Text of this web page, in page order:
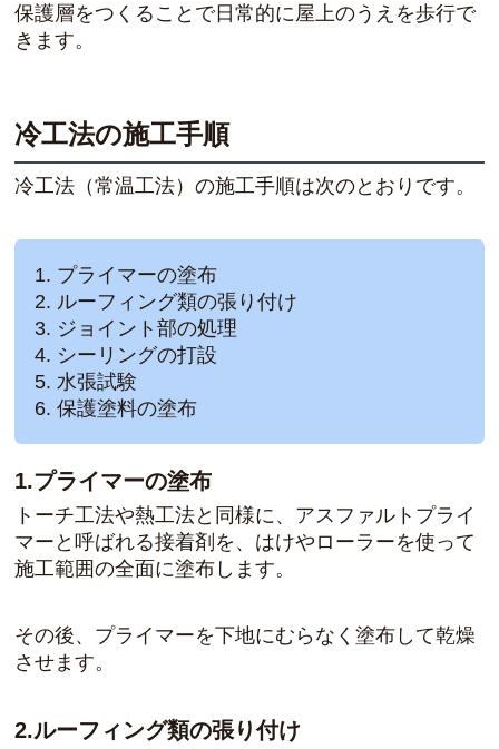
保護層をつくることで日常的に屋上のうえを歩行で
きます。
冷工法の施工手順
冷工法（常温工法）の施工手順は次のとおりです。
プライマーの塗布
ルーフィング類の張り付け
ジョイント部の処理
シーリングの打設
水張試験
保護塗料の塗布
1.プライマーの塗布
トーチ工法や熱工法と同様に、アスファルトプライ
マーと呼ばれる接着剤を、はけやローラーを使って
施工範囲の全面に塗布します。
その後、プライマーを下地にむらなく塗布して乾燥
させます。
2.ルーフィング類の張り付け